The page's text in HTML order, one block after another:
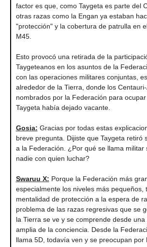
factor es que, como Taygeta es parte del
otras razas como la Engan ya estaban
"protección" y la cobertura de patrulla en
M45.
Esto provocó una retirada de la
Taygeteanos en los asuntos de la
con las operaciones militares conjuntas,
alrededor de la Tierra, donde los
nombrados por la Federación para
Taygeta había dejado vacante.
Gosia: Gracias por todas estas
breve pregunta. Dijiste que Taygeta retiró
a la Federación. ¿Por qué se llama militar
nadie con quien luchar?
Swaruu X: Porque la Federación más
especialmente los niveles más pequeños,
mentalidad de protección a la espera de
problema de las razas regresivas que se
la Tierra se ve y se comprende desde
amplia de la conciencia. Desde la
llama 5D, todavía ven y se preocupan por